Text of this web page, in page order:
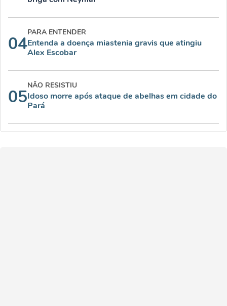
04
PARA ENTENDER
Entenda a doença miastenia gravis que atingiu
Alex Escobar
05
NÃO RESISTIU
Idoso morre após ataque de abelhas em cidade do
Pará